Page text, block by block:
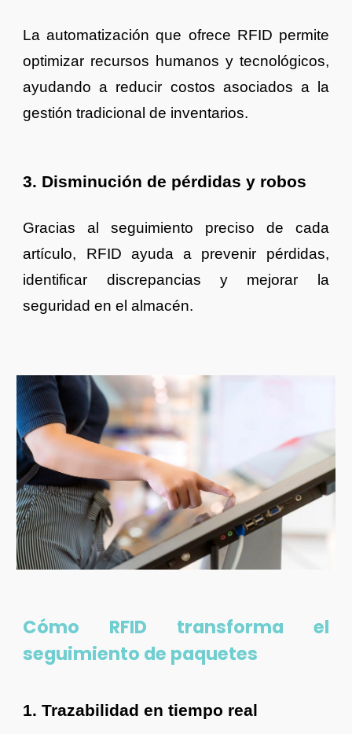
La automatización que ofrece RFID permite
optimizar recursos humanos y tecnológicos,
ayudando a reducir costos asociados a la
gestión tradicional de inventarios.
3. Disminución de pérdidas y robos
Gracias al seguimiento preciso de cada
artículo, RFID ayuda a prevenir pérdidas,
identificar discrepancias y mejorar la
seguridad en el almacén.
Cómo RFID transforma el
seguimiento de paquetes
1. Trazabilidad en tiempo real